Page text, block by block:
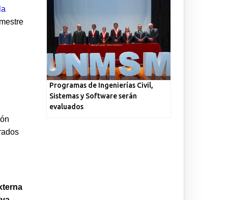
Programas de Ingenierías Civil,
Sistemas y Software serán
evaluados